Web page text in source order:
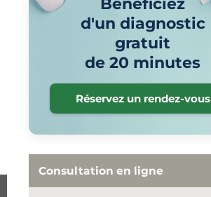
d'un diagnostic
gratuit
de 20 minutes
Réservez un rendez-vous
Consultation en ligne